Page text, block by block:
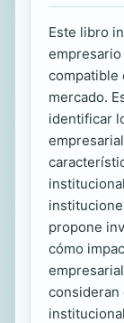
Este libro
compatible
mercado.
identificar
propone
cómo
consideran